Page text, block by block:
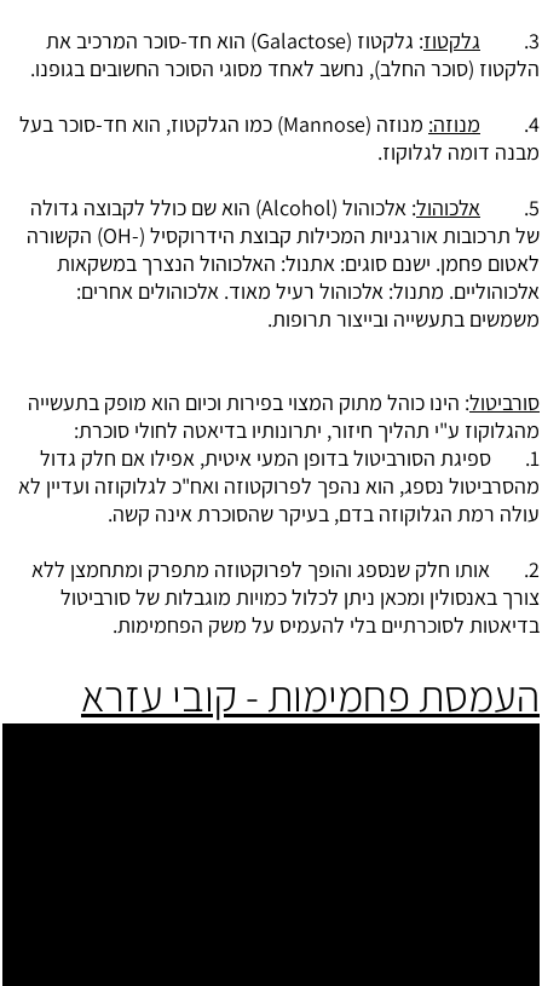
3.
גלקטוז
: גלקטוז (Galactose) הוא חד-סוכר המרכיב את
הלקטוז (סוכר החלב), נחשב לאחד מסוגי הסוכר החשובים בגופנו.
4.
מנוזה:
מנוזה (Mannose) כמו הגלקטוז, הוא חד-סוכר בעל
מבנה דומה לגלוקוז.
5.
אלכוהול
: אלכוהול (Alcohol) הוא שם כולל לקבוצה גדולה
של תרכובות אורגניות המכילות קבוצת הידרוקסיל (-OH) הקשורה
לאטום פחמן. ישנם סוגים: אתנול: האלכוהול הנצרך במשקאות
אלכוהוליים. מתנול: אלכוהול רעיל מאוד. אלכוהולים אחרים:
משמשים בתעשייה ובייצור תרופות.
סורביטול: הינו כוהל מתוק המצוי בפירות וכיום הוא מופק בתעשייה
מהגלוקוז ע"י תהליך חיזור, יתרונותיו בדיאטה לחולי סוכרת:
1. ספיגת הסורביטול בדופן המעי איטית, אפילו אם חלק גדול
מהסרביטול נספג, הוא נהפך לפרוקטוזה ואח"כ לגלוקוזה ועדיין לא
עולה רמת הגלוקוזה בדם, בעיקר שהסוכרת אינה קשה.
2. אותו חלק שנספג והופך לפרוקטוזה מתפרק ומתחמצן ללא
צורך באנסולין ומכאן ניתן לכלול כמויות מוגבלות של סורביטול
בדיאטות לסוכרתיים בלי להעמיס על משק הפחמימות.
העמסת פחמימות - קובי עזרא